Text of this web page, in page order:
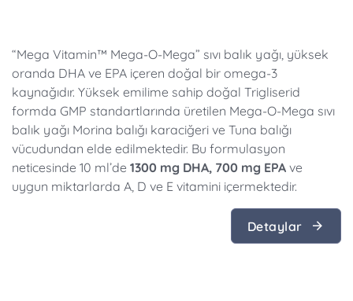
“Mega Vitamin™ Mega-O-Mega” sıvı balık yağı, yüksek
oranda DHA ve EPA içeren doğal bir omega-3
kaynağıdır. Yüksek emilime sahip doğal Trigliserid
formda GMP standartlarında üretilen Mega-O-Mega sıvı
balık yağı Morina balığı karaciğeri ve Tuna balığı
vücudundan elde edilmektedir. Bu formulasyon
neticesinde 10 ml’de 1300 mg DHA, 700 mg EPA ve
uygun miktarlarda A, D ve E vitamini içermektedir.
Detaylar